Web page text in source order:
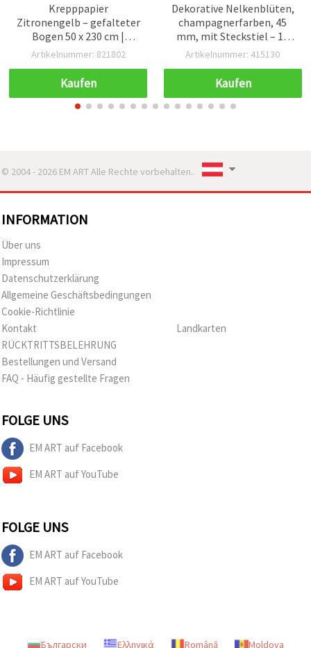
Krepppapier
Zitronengelb – gefalteter
Bogen 50 x 230 cm |
Premium Bastelbedarf
Geschenkverpackung &
Partydekoration
Artikelnummer: 821802
Kaufen
Dekorative Nelkenblüten,
champagnerfarben, 45
mm, mit Steckstiel – 10
Stück zum Basteln & für
Artikelnummer: 415130
Kaufen
© 2004 - 2026 EM ART Alle Rechte vorbehalten..
INFORMATION
Über uns
Impressum
Datenschutzerklärung
Allgemeine Geschäftsbedingungen
Cookie-Richtlinie
Kontakt
RÜCKTRITTSBELEHRUNG
Bestellungen und Versand
FAQ - Häufig gestellte Fragen
Landkarten
FOLGE UNS
EM ART auf Facebook
EM ART auf YouTube
FOLGE UNS
EM ART auf Facebook
EM ART auf YouTube
Български Ελληνικά Română Moldova